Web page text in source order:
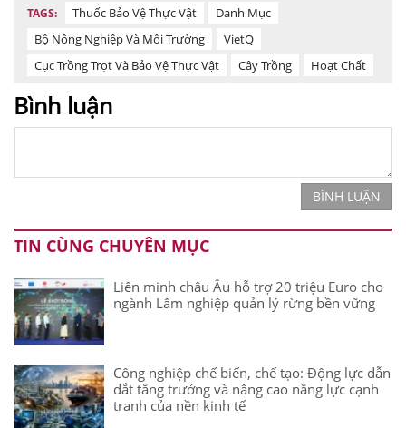
TAGS: Thuốc Bảo Vệ Thực Vật
Danh Mục
Bộ Nông Nghiệp Và Môi Trường
VietQ
Cục Trồng Trọt Và Bảo Vệ Thực Vật
Cây Trồng Hoạt Chất
Bình luận
BÌNH LUẬN
TIN CÙNG CHUYÊN MỤC
Liên minh châu Âu hỗ trợ 20 triệu Euro cho
ngành Lâm nghiệp quản lý rừng bền vững
Công nghiệp chế biến, chế tạo: Động lực dẫn
dắt tăng trưởng và nâng cao năng lực cạnh
tranh của nền kinh tế